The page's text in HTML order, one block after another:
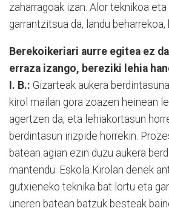
zaharragoak izan. Alor teknikoa
garrantzitsua da, landu beharrekoa,
Berekoikeriari aurre egitea ez
erraza izango, bereziki lehia
I. B.: Gizarteak aukera
kirol mailan gora zoazen heinean
agertzen da, eta lehiakortasun
berdintasun irizpide horrekin.
batean agian ezin duzu aukera
mantendu. Eskola Kirolan denek
gutxieneko teknika bat lortu eta
uneren batean batzuk besteak